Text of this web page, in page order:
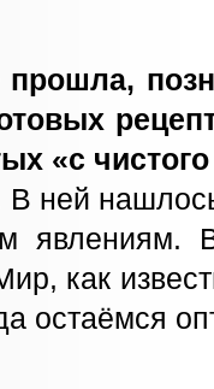
прошла,
«с
В ней
явлениям.
как
остаёмся